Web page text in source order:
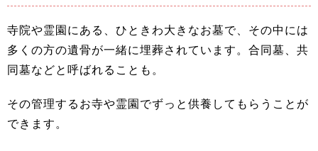
寺院や霊園にある、ひときわ大きなお墓で、その中には
多くの方の遺骨が一緒に埋葬されています。合同墓、共
同墓などと呼ばれることも。
その管理するお寺や霊園でずっと供養してもらうことが
できます。